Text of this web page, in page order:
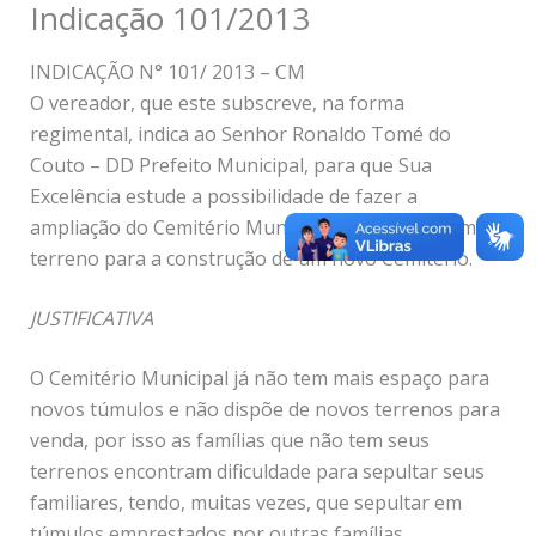
Indicação 101/2013
INDICAÇÃO N° 101/ 2013 – CM
O vereador, que este subscreve, na forma
regimental, indica ao Senhor Ronaldo Tomé do
Couto – DD Prefeito Municipal, para que Sua
Excelência estude a possibilidade de fazer a
ampliação do Cemitério Municipal ou comprar um
terreno para a construção de um novo Cemitério.
JUSTIFICATIVA
O Cemitério Municipal já não tem mais espaço para
novos túmulos e não dispõe de novos terrenos para
venda, por isso as famílias que não tem seus
terrenos encontram dificuldade para sepultar seus
familiares, tendo, muitas vezes, que sepultar em